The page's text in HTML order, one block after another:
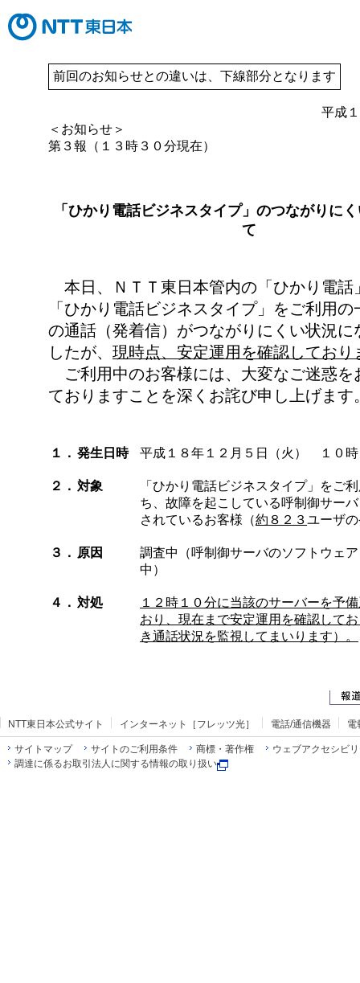
前回のお知らせとの違いは、下線部分となります
平成
＜お知らせ＞
第３報（１３時３０分現在）
「ひかり電話ビジネスタイプ」のつながりに
て
本日、ＮＴＴ東日本管内の「ひかり電話
「ひかり電話ビジネスタイプ」をご利用
の通話（発着信）がつながりにくい状況に
したが、 現時点、安定運用を確認しており
ご利用中のお客様には、大変なご迷惑を
ておりますことを深くお詫び申し上げます
１． 発生日時 平成１８年１２月５日（火） １０時
２． 対象
「ひかり電話ビジネスタイプ」をご
ち、故障を起こしている呼制御サー
されているお客様（約８２３ユーザ
３． 原因
調査中（呼制御サーバのソフトウェ
中）
４． 対処
１２時１０分に当該のサーバーを予
おり、現在まで安定運用を確認して
き通話状況を監視してまいります）。
NTT東日本公式サイト インターネット［フレッツ光］ 電話/通信機器 電
サイトマップ サイトのご利用条件 商標・著作権
ウェブアクセシビ
調達に係るお取引法人に関する情報の取り扱い